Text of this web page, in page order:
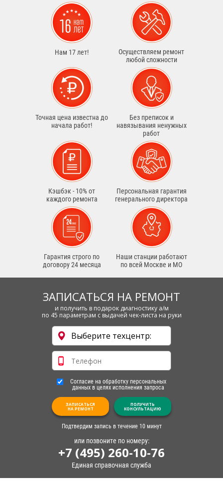
Нам 17 лет!
Осуществляем ремонт
любой сложности
Точная цена известна до
начала работ!
Без преписок и
навязывания ненужных
работ
Кэшбэк - 10% от
каждого ремонта
Персональная гарантия
генерального директора
Гарантия строго по
договору 24 месяца
Наши станции работают
по всей Москве и МО
ЗАПИСАТЬСЯ НА РЕМОНТ
и получить в подарок диагностику а/м
по 45 параметрам с выдачей чек-листа на руки
Согласие на обработку персональных
данных в целях исполнения запроса
ЗАПИСАТЬСЯ
НА РЕМОНТ
ПОЛУЧИТЬ
КОНСУЛЬТАЦИЮ
Подтвердим запись в течение 10 минут
или позвоните по номеру:
+7 (495) 260-10-76
Единая справочная служба